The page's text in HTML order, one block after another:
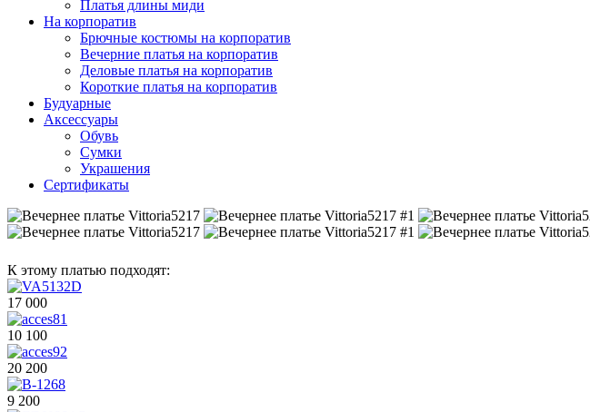
Платья длины миди
На корпоратив
Брючные костюмы на корпоратив
Вечерние платья на корпоратив
Деловые платья на корпоратив
Короткие платья на корпоратив
Будуарные
Аксессуары
Обувь
Сумки
Украшения
Сертификаты
К этому платью подходят:
17 000
10 100
20 200
9 200